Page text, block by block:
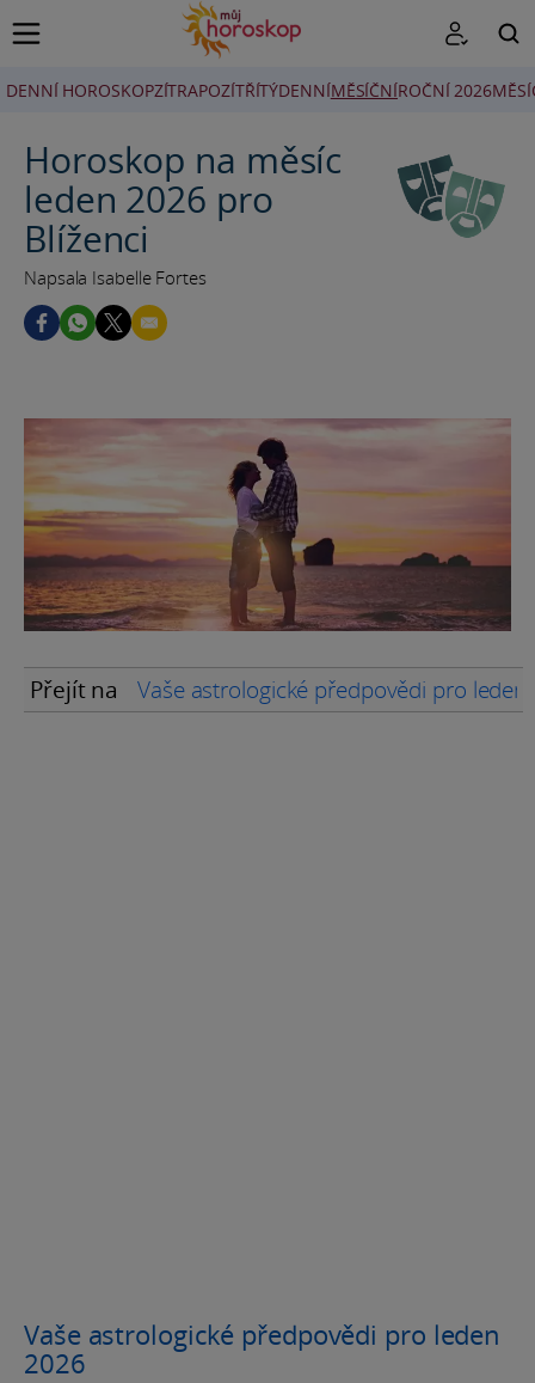
DENNÍ HOROSKOPZÍTRAPOZÍTŘÍTÝDENNÍMĚSÍČNÍROČNÍ 2026
Horoskop na měsíc
leden 2026 pro
Blíženci
Napsala Isabelle Fortes
Přejít na Vaše astrologické předpovědi pro
Vaše astrologické předpovědi pro leden
2026